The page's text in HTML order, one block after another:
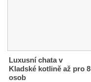
Luxusní chata v
Kladské kotlině až pro 8
osob